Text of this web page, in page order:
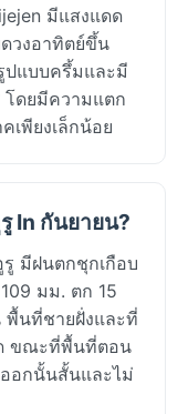
มีแสงแดด
ดวงอาทิตย์ขึ้น
ปแบบครึ้มและมี
โดยมีความแตก
เพียงเล็กน้อย
In กันยายน?
รู มีฝนตกชุกเกือบ
มม. ตก 15
พื้นที่ชายฝั่งและที่
ขณะที่พื้นที่ตอน
อกนั้นสั้นและไม่